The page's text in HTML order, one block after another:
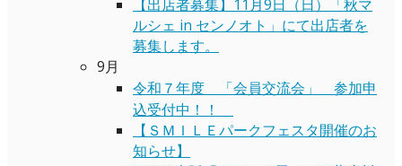
【出店者募集】11月9日（日）「秋マ
ルシェ in センノオト」にて出店者を
募集します。
9月
令和７年度 「会員交流会」 参加申
込受付中！！
【ＳＭＩＬＥパークフェスタ開催のお
知らせ】